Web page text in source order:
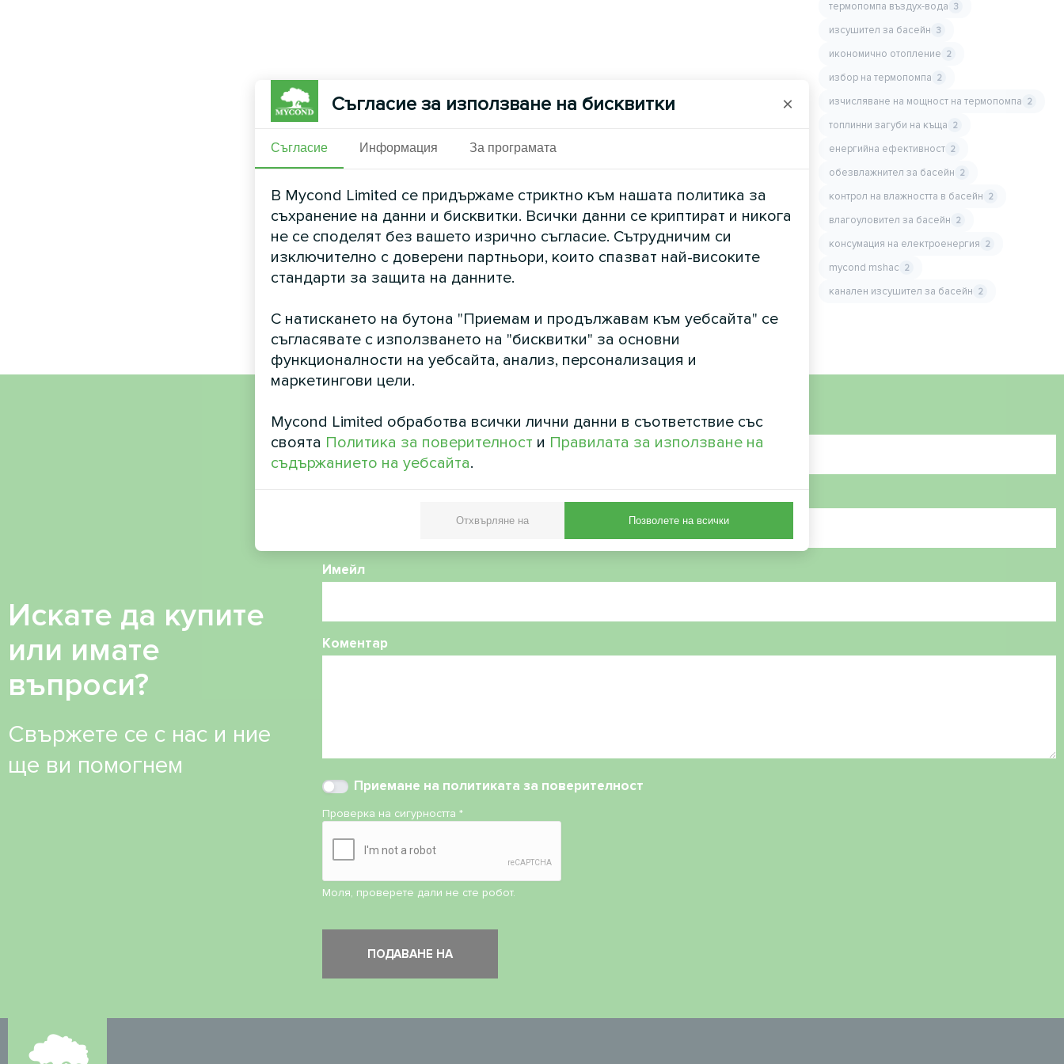
термопомпа въздух-вода 3
изсушител за басейн 3
икономично отопление 2
избор на термопомпа 2
изчисляване на мощност на термопомпа 2
топлинни загуби на къща 2
енергийна ефективност 2
обезвлажнител за басейн 2
контрол на влажността в басейн 2
влагоуловител за басейн 2
консумация на електроенергия 2
mycond mshac 2
канален изсушител за басейн 2
Искате да купите
или имате
въпроси?
Свържете се с нас и ние
ще ви помогнем
Име
Имейл
Коментар
Приемане на политиката за поверителност
Проверка на сигурността*
Моля, проверете дали не сте робот.
Съгласие за използване на бисквитки ×
Съгласие Информация За програмата
В Mycond Limited се придържаме стриктно към нашата политика за
съхранение на данни и бисквитки. Всички данни се криптират и никога
не се споделят без вашето изрично съгласие. Сътрудничим си
изключително с доверени партньори, които спазват най-високите
стандарти за защита на данните.
С натискането на бутона "Приемам и продължавам към уебсайта" се
съгласявате с използването на "бисквитки" за основни
функционалности на уебсайта, анализ, персонализация и
маркетингови цели.
Mycond Limited обработва всички лични данни в съответствие със
своята Политика за поверителност и Правилата за използване на
съдържанието на уебсайта.
Отхвърляне на Позволете на всички